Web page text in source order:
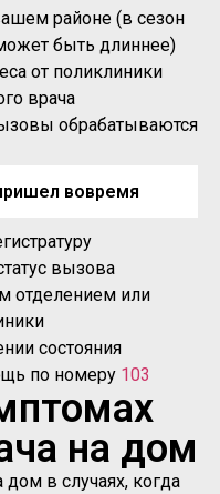
районе (в сезон
быть длиннее)
от поликлиники
врача
обрабатываются
вовремя
вызова
отделением или
состояния
по номеру 103
на дом
в случаях, когда